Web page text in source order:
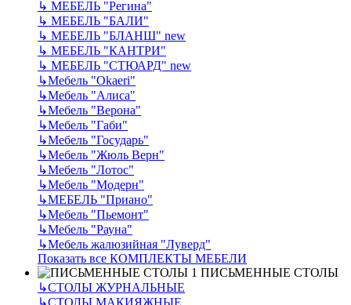
↳ МЕБЕЛЬ "Регина"
↳ МЕБЕЛЬ "БАЛИ"
↳ МЕБЕЛЬ "БЛАНШ" new
↳ МЕБЕЛЬ "КАНТРИ"
↳ МЕБЕЛЬ "СТЮАРД" new
↳Мебель "Okaeri"
↳Мебель "Алиса"
↳Мебель "Верона"
↳Мебель "Габи"
↳Мебель "Государь"
↳Мебель "Жюль Верн"
↳Мебель "Лотос"
↳Мебель "Модерн"
↳МЕБЕЛЬ "Приано"
↳Мебель "Пьемонт"
↳Мебель "Рауна"
↳Мебель жалюзийная "Луверд"
Показать все КОМПЛЕКТЫ МЕБЕЛИ
ПИСЬМЕННЫЕ СТОЛЫ
↳СТОЛЫ ЖУРНАЛЬНЫЕ
↳СТОЛЫ МАКИЯЖНЫЕ